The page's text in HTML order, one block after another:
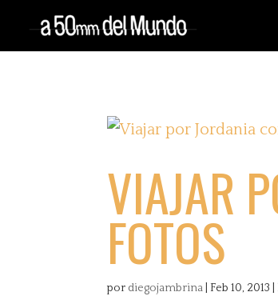
VIAJAR
FOTOS
por diegojambrina Feb 10, 2013